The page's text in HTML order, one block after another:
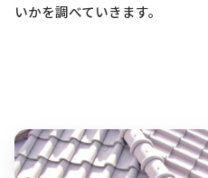
いかを調べていきます。